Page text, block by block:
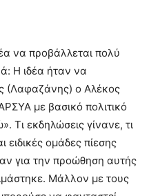
να προβάλλεται πολύ
Η ιδέα ήταν να
(Λαφαζάνης) ο Αλέκος
με βασικό πολιτικό
Τι εκδηλώσεις γίνανε, τι
ειδικές ομάδες πίεσης
για την προώθηση αυτής
Μάλλον με τους